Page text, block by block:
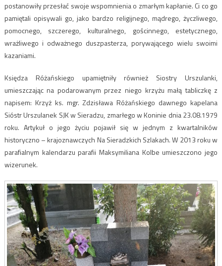
postanowiły przesłać swoje wspomnienia o zmarłym kapłanie. Ci co go
pamiętali opisywali go, jako bardzo religijnego, mądrego, życzliwego,
pomocnego, szczerego, kulturalnego, gościnnego, estetycznego,
wrażliwego i odważnego duszpasterza, porywającego wielu swoimi
kazaniami.
Księdza Różańskiego upamiętniły również Siostry Urszulanki,
umieszczając na podarowanym przez niego krzyżu małą tabliczkę z
napisem: Krzyż ks. mgr. Zdzisława Różańskiego dawnego kapelana
Sióstr Urszulanek SJK w Sieradzu, zmarłego w Koninie dnia 23.08.1979
roku. Artykuł o jego życiu pojawił się w jednym z kwartalników
historyczno – krajoznawczych Na Sieradzkich Szlakach. W 2013 roku w
parafialnym kalendarzu parafii Maksymiliana Kolbe umieszczono jego
wizerunek.